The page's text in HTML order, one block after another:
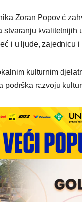
Zoran Popović
stvaranju kvalitetnijih
i u ljude, zajednicu
kulturnim
podrška razvoju